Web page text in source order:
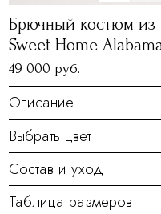
Брючный костюм из
Sweet Home
49 000 руб.
Описание
Выбрать цвет
Состав и уход
Таблица размеров